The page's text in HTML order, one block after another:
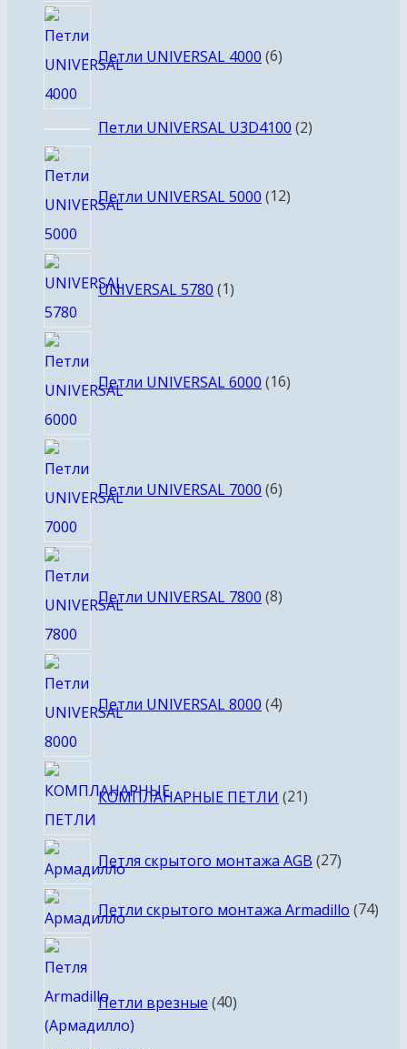
Петли UNIVERSAL 4000 6товаров
Петли UNIVERSAL U3D4100 22
Петли UNIVERSAL 5000 12товаров
UNIVERSAL 5780 1товар
Петли UNIVERSAL 6000 16товаров
Петли UNIVERSAL 7000 6товаров
Петли UNIVERSAL 7800 8товаров
Петли UNIVERSAL 8000 4товара
КОМПЛАНАРНЫЕ ПЕТЛИ 21товар
Петля скрытого монтажа AGB 2727
Петли скрытого монтажа Armadillo 7474
Петли врезные 40